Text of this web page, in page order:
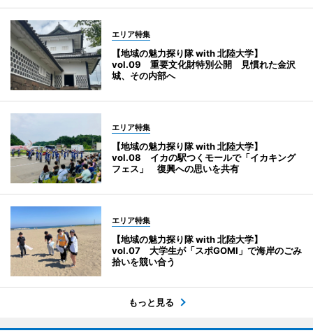
エリア特集
【地域の魅力探り隊 with 北陸大学】
vol.09 重要文化財特別公開 見慣れた金沢
城、その内部へ
エリア特集
【地域の魅力探り隊 with 北陸大学】
vol.08 イカの駅つくモールで「イカキング
フェス」 復興への思いを共有
エリア特集
【地域の魅力探り隊 with 北陸大学】
vol.07 大学生が「スポGOMI」で海岸のごみ
拾いを競い合う
もっと見る